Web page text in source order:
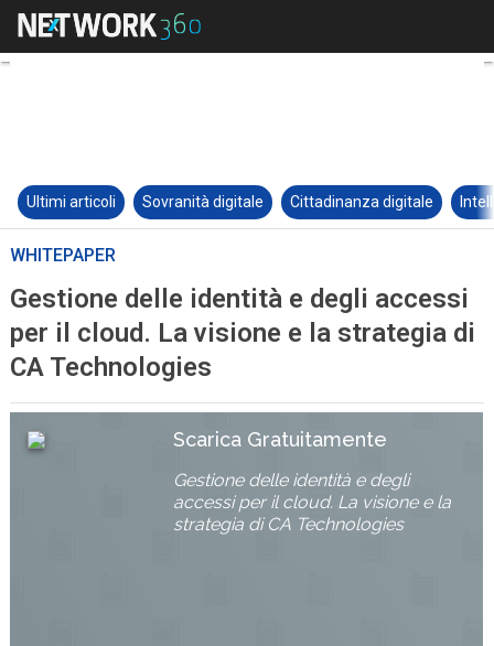
Ultimi articoli Sovranità digitale Cittadinanza digitale
WHITEPAPER
Gestione delle identità e degli accessi
per il cloud. La visione e la strategia di
CA Technologies
Scarica Gratuitamente
Gestione delle identità e degli
accessi per il cloud. La visione e la
strategia di CA Technologies